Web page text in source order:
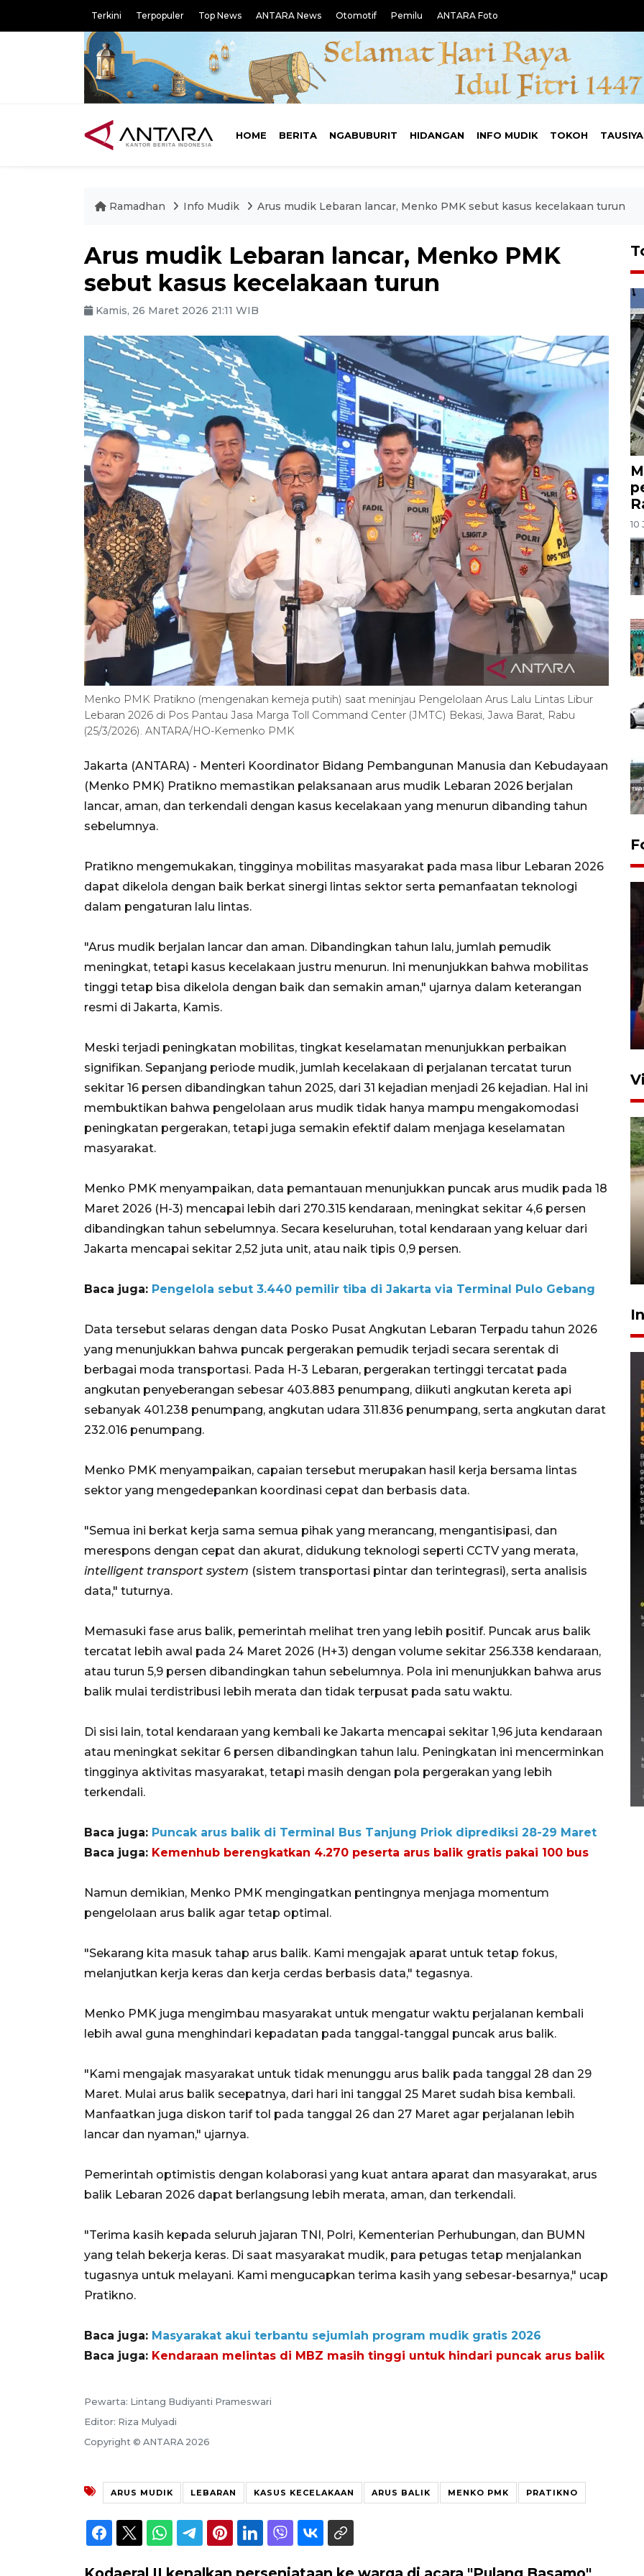
Terkini Terpopuler Top News ANTARA News Otomotif Pemilu ANTARA Foto
HOME BERITA NGABUBURIT HIDANGAN INFO MUDIK TOKOH
Ramadhan Info Mudik Arus mudik Lebaran lancar, Menko PMK sebut kasus kecelakaan turun
Arus mudik Lebaran lancar, Menko PMK
sebut kasus kecelakaan turun
Kamis, 26 Maret 2026 21:11 WIB
Menko PMK Pratikno (mengenakan kemeja putih) saat meninjau Pengelolaan Arus Lalu Lintas Libur
Lebaran 2026 di Pos Pantau Jasa Marga Toll Command Center (JMTC) Bekasi, Jawa Barat, Rabu
(25/3/2026). ANTARA/HO-Kemenko PMK
Jakarta (ANTARA) - Menteri Koordinator Bidang Pembangunan Manusia dan Kebudayaan
(Menko PMK) Pratikno memastikan pelaksanaan arus mudik Lebaran 2026 berjalan
lancar, aman, dan terkendali dengan kasus kecelakaan yang menurun dibanding tahun
sebelumnya.
Pratikno mengemukakan, tingginya mobilitas masyarakat pada masa libur Lebaran 2026
dapat dikelola dengan baik berkat sinergi lintas sektor serta pemanfaatan teknologi
dalam pengaturan lalu lintas.
"Arus mudik berjalan lancar dan aman. Dibandingkan tahun lalu, jumlah pemudik
meningkat, tetapi kasus kecelakaan justru menurun. Ini menunjukkan bahwa mobilitas
tinggi tetap bisa dikelola dengan baik dan semakin aman," ujarnya dalam keterangan
resmi di Jakarta, Kamis.
Meski terjadi peningkatan mobilitas, tingkat keselamatan menunjukkan perbaikan
signifikan. Sepanjang periode mudik, jumlah kecelakaan di perjalanan tercatat turun
sekitar 16 persen dibandingkan tahun 2025, dari 31 kejadian menjadi 26 kejadian. Hal ini
membuktikan bahwa pengelolaan arus mudik tidak hanya mampu mengakomodasi
peningkatan pergerakan, tetapi juga semakin efektif dalam menjaga keselamatan
masyarakat.
​​​​​​Menko PMK menyampaikan, data pemantauan menunjukkan puncak arus mudik pada 18
Maret 2026 (H-3) mencapai lebih dari 270.315 kendaraan, meningkat sekitar 4,6 persen
dibandingkan tahun sebelumnya. Secara keseluruhan, total kendaraan yang keluar dari
Jakarta mencapai sekitar 2,52 juta unit, atau naik tipis 0,9 persen.
Baca juga: Pengelola sebut 3.440 pemilir tiba di Jakarta via Terminal Pulo Gebang
Data tersebut selaras dengan data Posko Pusat Angkutan Lebaran Terpadu tahun 2026
yang menunjukkan bahwa puncak pergerakan pemudik terjadi secara serentak di
berbagai moda transportasi. Pada H-3 Lebaran, pergerakan tertinggi tercatat pada
angkutan penyeberangan sebesar 403.883 penumpang, diikuti angkutan kereta api
sebanyak 401.238 penumpang, angkutan udara 311.836 penumpang, serta angkutan darat
232.016 penumpang.
Menko PMK menyampaikan, capaian tersebut merupakan hasil kerja bersama lintas
sektor yang mengedepankan koordinasi cepat dan berbasis data.
"Semua ini berkat kerja sama semua pihak yang merancang, mengantisipasi, dan
merespons dengan cepat dan akurat, didukung teknologi seperti CCTV yang merata,
intelligent transport system (sistem transportasi pintar dan terintegrasi), serta analisis
data," tuturnya.
Memasuki fase arus balik, pemerintah melihat tren yang lebih positif. Puncak arus balik
tercatat lebih awal pada 24 Maret 2026 (H+3) dengan volume sekitar 256.338 kendaraan,
atau turun 5,9 persen dibandingkan tahun sebelumnya. Pola ini menunjukkan bahwa arus
balik mulai terdistribusi lebih merata dan tidak terpusat pada satu waktu.
Di sisi lain, total kendaraan yang kembali ke Jakarta mencapai sekitar 1,96 juta kendaraan
atau meningkat sekitar 6 persen dibandingkan tahun lalu. Peningkatan ini mencerminkan
tingginya aktivitas masyarakat, tetapi masih dengan pola pergerakan yang lebih
terkendali.
Baca juga: Puncak arus balik di Terminal Bus Tanjung Priok diprediksi 28-29 Maret
Baca juga: Kemenhub berengkatkan 4.270 peserta arus balik gratis pakai 100 bus
Namun demikian, Menko PMK mengingatkan pentingnya menjaga momentum
pengelolaan arus balik agar tetap optimal.
"Sekarang kita masuk tahap arus balik. Kami mengajak aparat untuk tetap fokus,
melanjutkan kerja keras dan kerja cerdas berbasis data," tegasnya.
Menko PMK juga mengimbau masyarakat untuk mengatur waktu perjalanan kembali
lebih awal guna menghindari kepadatan pada tanggal-tanggal puncak arus balik.
"Kami mengajak masyarakat untuk tidak menunggu arus balik pada tanggal 28 dan 29
Maret. Mulai arus balik secepatnya, dari hari ini tanggal 25 Maret sudah bisa kembali.
Manfaatkan juga diskon tarif tol pada tanggal 26 dan 27 Maret agar perjalanan lebih
lancar dan nyaman," ujarnya.
Pemerintah optimistis dengan kolaborasi yang kuat antara aparat dan masyarakat, arus
balik Lebaran 2026 dapat berlangsung lebih merata, aman, dan terkendali.
"Terima kasih kepada seluruh jajaran TNI, Polri, Kementerian Perhubungan, dan BUMN
yang telah bekerja keras. Di saat masyarakat mudik, para petugas tetap menjalankan
tugasnya untuk melayani. Kami mengucapkan terima kasih yang sebesar-besarnya," ucap
Pratikno.
Baca juga: Masyarakat akui terbantu sejumlah program mudik gratis 2026
Baca juga: Kendaraan melintas di MBZ masih tinggi untuk hindari puncak arus balik
Pewarta: Lintang Budiyanti Prameswari
Editor: Riza Mulyadi
Copyright © ANTARA 2026
ARUS MUDIK LEBARAN KASUS KECELAKAAN ARUS BALIK MENKO PMK PRATIKNO
10
Lebaran Betawi 2026, ajang
silaturahim masyarakat dan
upaya pelestarian budaya di
Gabung Persebaya, striker
timnas Ramadhan Sananta
kembali asah naluri
Semarak Lebaran Ketupat di
berbagai daerah